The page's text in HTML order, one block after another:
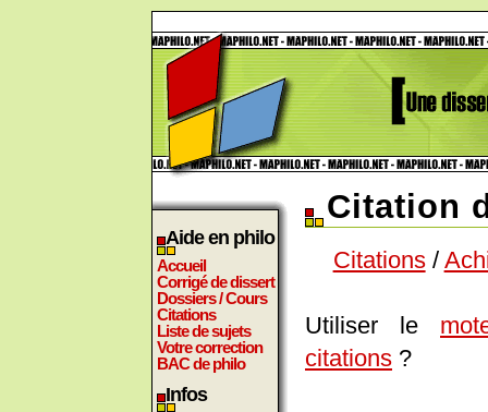
Aide en philo
Accueil
Corrigé de dissert
Dossiers / Cours
Citations
Liste de sujets
Votre correction
BAC de philo
Infos
Citation
Citations/
Utiliser le
citations ?